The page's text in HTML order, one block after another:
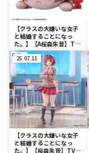
【クラスの大嫌いな女子
と結婚することになっ
た。】【A桜森朱音】TV
アニメ「クラスの大嫌い
な女子と結婚することに
なった。」 寝そべり ぬい
ぐるみ(EX)
25.07.11
【クラスの大嫌いな女子
と結婚することになっ
た。】【桜森朱音】TVア